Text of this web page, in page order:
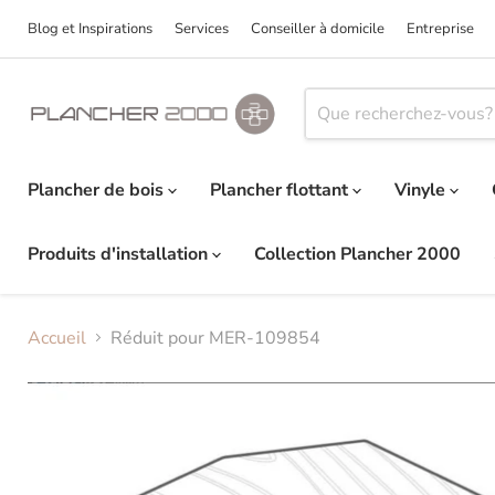
Blog et Inspirations Services Conseiller à domicile Entreprise
Plancher de bois Plancher flottant Vinyle
Produits d'installation Collection Plancher 2000
Accueil Réduit pour MER-109854